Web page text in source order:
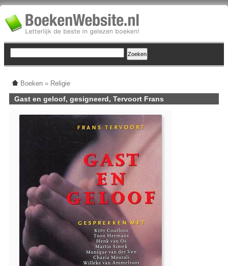
Boeken » Religie
Gast en geloof, gesigneerd, Tervoort Frans